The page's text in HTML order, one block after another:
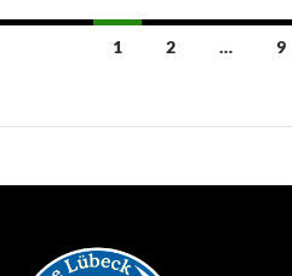
Beitragsnavigation
1 2 … 9